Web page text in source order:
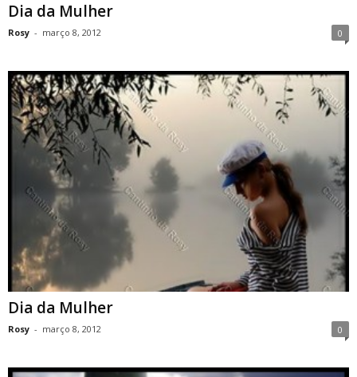
Dia da Mulher
Rosy - março 8, 2012 0
Dia da Mulher
Rosy - março 8, 2012 0